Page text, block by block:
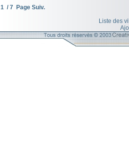
1 / 7 Page Suiv.
Liste des